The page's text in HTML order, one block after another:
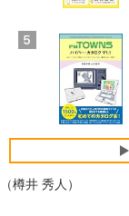
（樽井 秀人）